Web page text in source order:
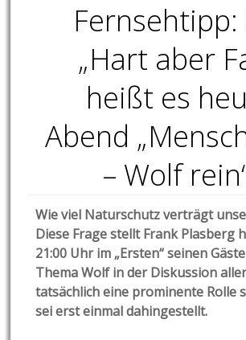
Fernsehtipp:
„Hart aber
heißt es
Abend
– Wolf
Wie viel Naturschutz verträgt
Diese Frage stellt Frank Plasberg
21:00 Uhr im „Ersten“ seinen
Thema Wolf in der Diskussion
tatsächlich eine prominente Rolle
sei erst einmal dahingestellt.